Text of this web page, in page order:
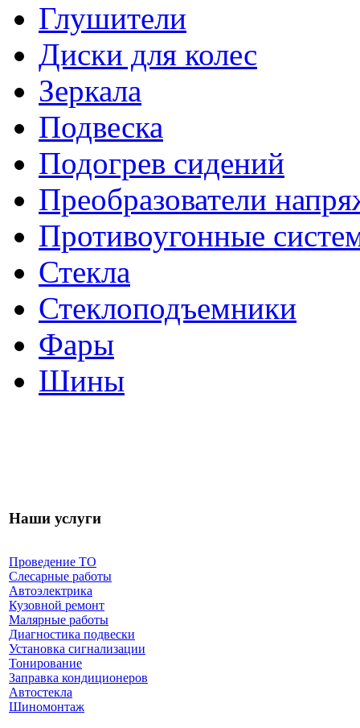
Глушители
Диски для колес
Зеркала
Подвеска
Подогрев сидений
Преобразователи
Противоугонные
Стекла
Стеклоподъемники
Фары
Шины
Наши услуги
Проведение ТО
Слесарные работы
Автоэлектрика
Кузовной ремонт
Малярные работы
Диагностика подвески
Установка сигнализации
Тонирование
Заправка кондиционеров
Автостекла
Шиномонтаж